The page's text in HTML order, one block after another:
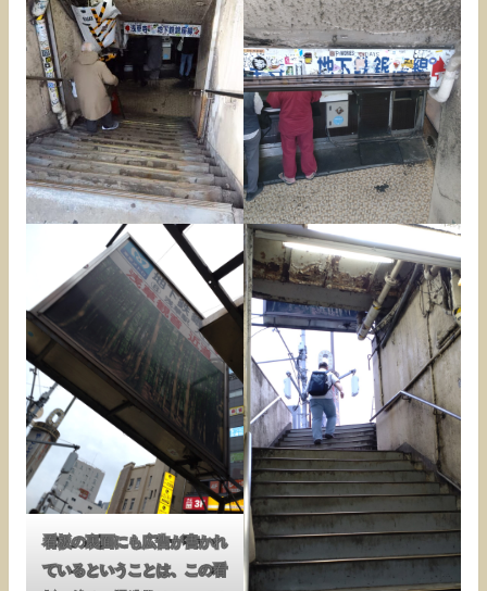
看板の裏面にも広告が書かれ
ているということは、この看